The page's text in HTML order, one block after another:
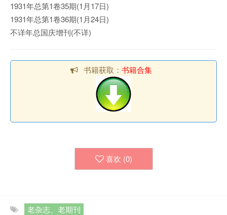
1931年总第1卷35期(1月17日)
1931年总第1卷36期(1月24日)
不详年总国庆增刊(不详)
书籍获取： 书籍合集
喜欢 (0)
老杂志、老期刊